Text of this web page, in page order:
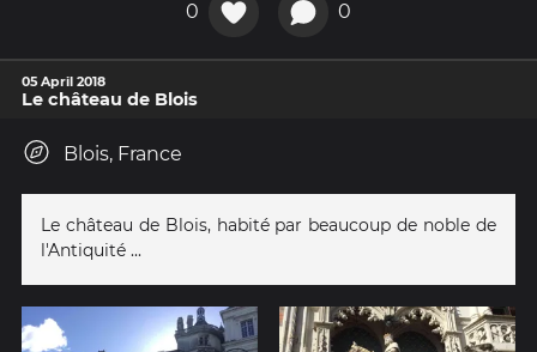
0 0
05 April 2018
Le château de Blois
Blois, France
Le château de Blois, habité par beaucoup de noble de
l'Antiquité ...